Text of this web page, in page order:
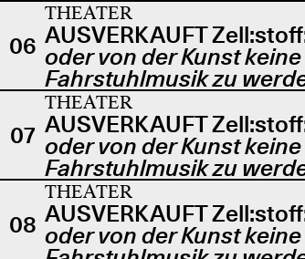
06
THEATER
AUSVERKAUFT
oder von der Kunst keine
Fahrstuhlmusik zu
07
THEATER
AUSVERKAUFT
oder von der Kunst keine
Fahrstuhlmusik zu
08
THEATER
AUSVERKAUFT
oder von der Kunst keine